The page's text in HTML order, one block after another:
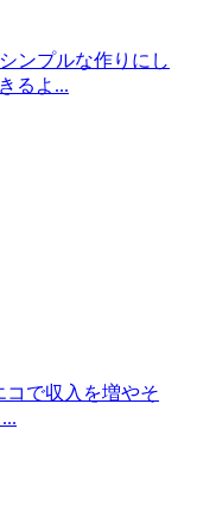
ンプルな作りにし
るよ...
で収入を増やそ